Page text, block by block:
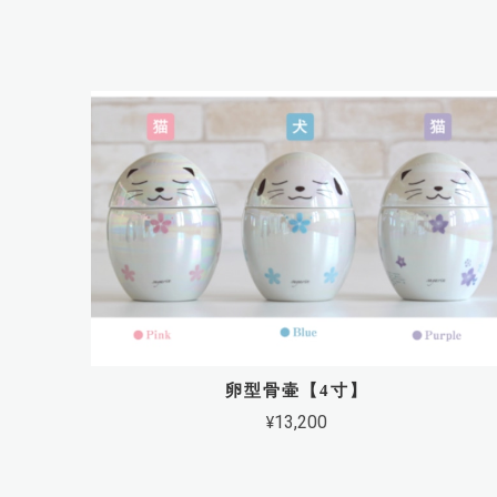
卵型骨壷【4寸】
¥13,200